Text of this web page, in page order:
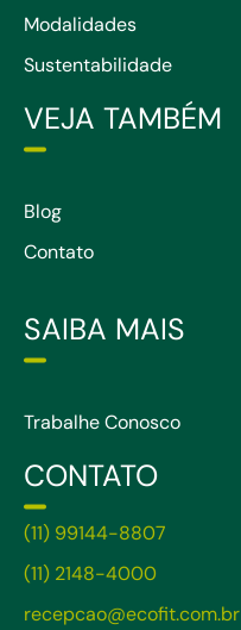
Modalidades
Sustentabilidade
VEJA TAMBÉM
Blog
Contato
SAIBA MAIS
Trabalhe Conosco
CONTATO
(11) 99144-8807
(11) 2148-4000
recepcao@ecofit.com.br